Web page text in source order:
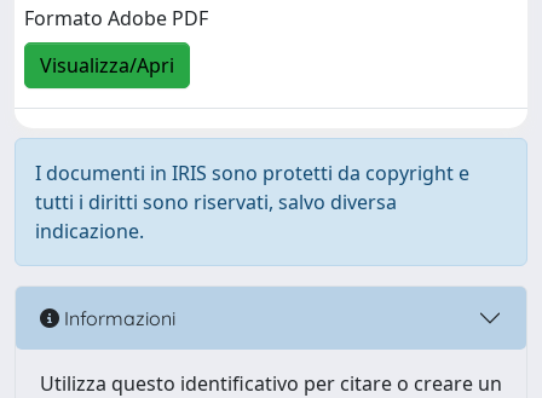
Formato Adobe PDF
Visualizza/Apri
I documenti in IRIS sono protetti da copyright e
tutti i diritti sono riservati, salvo diversa
indicazione.
Informazioni
Utilizza questo identificativo per citare o creare un